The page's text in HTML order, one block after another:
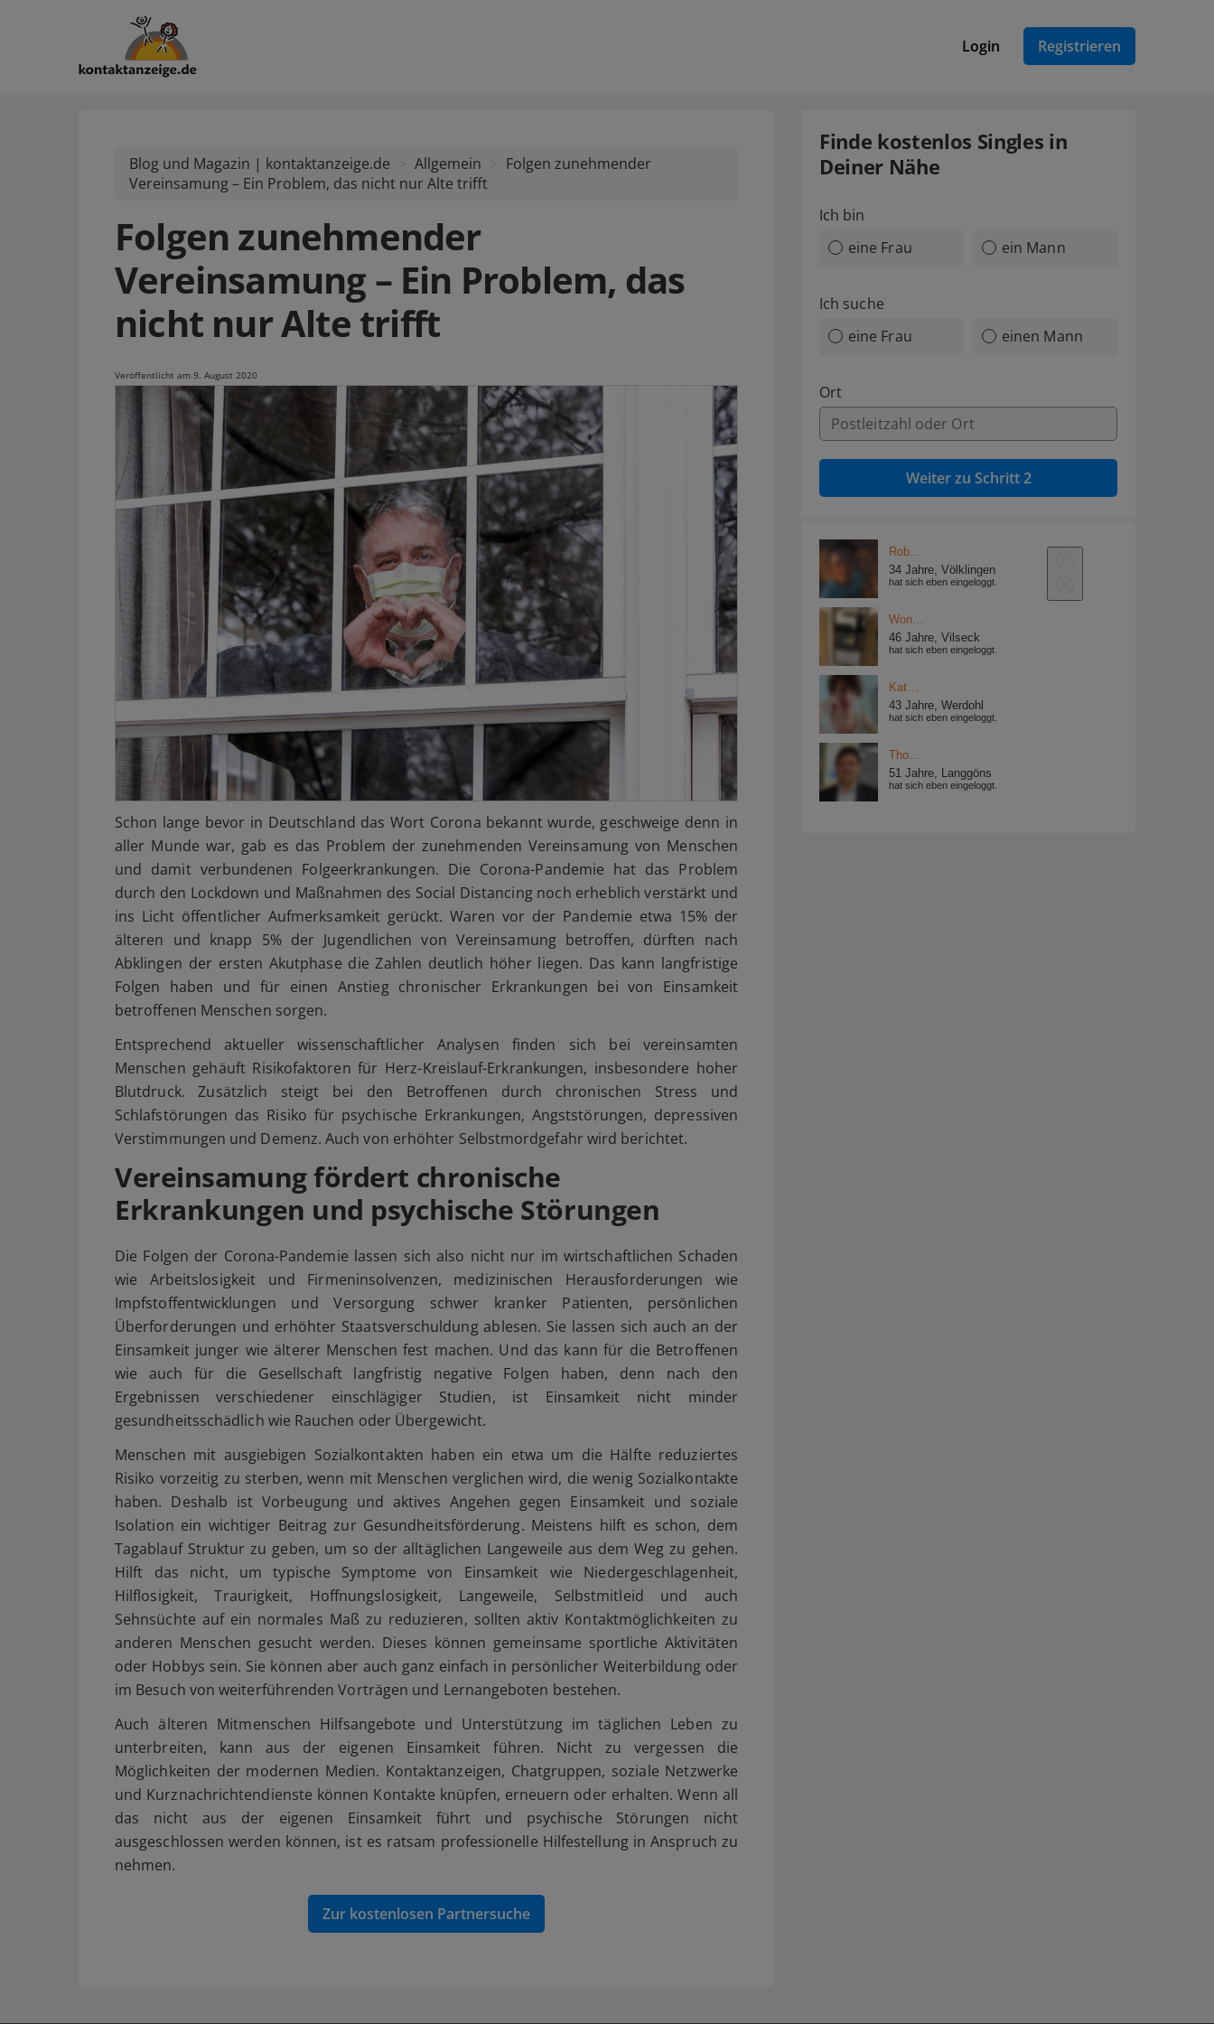
Login Registrieren
Blog und Magazin | kontaktanzeige.de Allgemein
Folgen zunehmender
Vereinsamung – Ein Problem, das nicht nur Alte trifft
Folgen zunehmender
Vereinsamung – Ein Problem, das
nicht nur Alte trifft
Veröffentlicht am 9. August 2020
Schon lange bevor in Deutschland das Wort Corona bekannt wurde, geschweige denn in
aller Munde war, gab es das Problem der zunehmenden Vereinsamung von Menschen
und damit verbundenen Folgeerkrankungen. Die Corona-Pandemie hat das Problem
durch den Lockdown und Maßnahmen des Social Distancing noch erheblich verstärkt und
ins Licht öffentlicher Aufmerksamkeit gerückt. Waren vor der Pandemie etwa 15% der
älteren und knapp 5% der Jugendlichen von Vereinsamung betroffen, dürften nach
Abklingen der ersten Akutphase die Zahlen deutlich höher liegen. Das kann langfristige
Folgen haben und für einen Anstieg chronischer Erkrankungen bei von Einsamkeit
betroffenen Menschen sorgen.
Entsprechend aktueller wissenschaftlicher Analysen finden sich bei vereinsamten
Menschen gehäuft Risikofaktoren für Herz-Kreislauf-Erkrankungen, insbesondere hoher
Blutdruck. Zusätzlich steigt bei den Betroffenen durch chronischen Stress und
Schlafstörungen das Risiko für psychische Erkrankungen, Angststörungen, depressiven
Verstimmungen und Demenz. Auch von erhöhter Selbstmordgefahr wird berichtet.
Vereinsamung fördert chronische
Erkrankungen und psychische Störungen
Die Folgen der Corona-Pandemie lassen sich also nicht nur im wirtschaftlichen Schaden
wie Arbeitslosigkeit und Firmeninsolvenzen, medizinischen Herausforderungen wie
Impfstoffentwicklungen und Versorgung schwer kranker Patienten, persönlichen
Überforderungen und erhöhter Staatsverschuldung ablesen. Sie lassen sich auch an der
Einsamkeit junger wie älterer Menschen fest machen. Und das kann für die Betroffenen
wie auch für die Gesellschaft langfristig negative Folgen haben, denn nach den
Ergebnissen verschiedener einschlägiger Studien, ist Einsamkeit nicht minder
gesundheitsschädlich wie Rauchen oder Übergewicht.
Menschen mit ausgiebigen Sozialkontakten haben ein etwa um die Hälfte reduziertes
Risiko vorzeitig zu sterben, wenn mit Menschen verglichen wird, die wenig Sozialkontakte
haben. Deshalb ist Vorbeugung und aktives Angehen gegen Einsamkeit und soziale
Isolation ein wichtiger Beitrag zur Gesundheitsförderung. Meistens hilft es schon, dem
Tagablauf Struktur zu geben, um so der alltäglichen Langeweile aus dem Weg zu gehen.
Hilft das nicht, um typische Symptome von Einsamkeit wie Niedergeschlagenheit,
Hilflosigkeit, Traurigkeit, Hoffnungslosigkeit, Langeweile, Selbstmitleid und auch
Sehnsüchte auf ein normales Maß zu reduzieren, sollten aktiv Kontaktmöglichkeiten zu
anderen Menschen gesucht werden. Dieses können gemeinsame sportliche Aktivitäten
oder Hobbys sein. Sie können aber auch ganz einfach in persönlicher Weiterbildung oder
im Besuch von weiterführenden Vorträgen und Lernangeboten bestehen.
Auch älteren Mitmenschen Hilfsangebote und Unterstützung im täglichen Leben zu
unterbreiten, kann aus der eigenen Einsamkeit führen. Nicht zu vergessen die
Möglichkeiten der modernen Medien. Kontaktanzeigen, Chatgruppen, soziale Netzwerke
und Kurznachrichtendienste können Kontakte knüpfen, erneuern oder erhalten. Wenn all
das nicht aus der eigenen Einsamkeit führt und psychische Störungen nicht
ausgeschlossen werden können, ist es ratsam professionelle Hilfestellung in Anspruch zu
nehmen.
Zur kostenlosen Partnersuche